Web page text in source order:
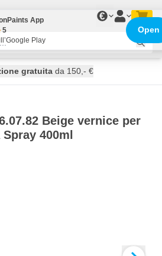
€
spedito oggi
gratuita da 150,- €
Beige vernice per
400ml
App
5
Play
Open